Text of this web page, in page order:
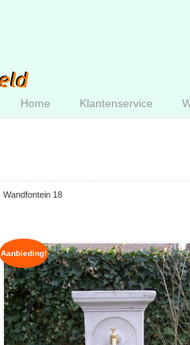
Home Klantenservice
Wandfontein 18
Aanbieding!